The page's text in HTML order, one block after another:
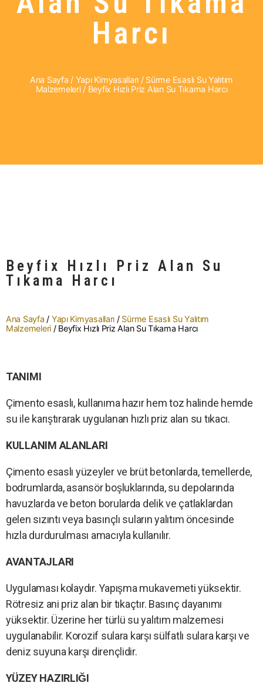
Harcı
Ana Sayfa / Yapı Kimyasalları / Sürme Esaslı Su Yalıtım
Malzemeleri/ Beyfix Hızlı Priz Alan Su Tıkama Harcı
Beyfix Hızlı Priz Alan Su
Tıkama Harcı
Ana Sayfa / Yapı Kimyasalları / Sürme Esaslı Su Yalıtım
Malzemeleri / Beyfix Hızlı Priz Alan Su Tıkama Harcı
TANIMI
Çimento esaslı, kullanıma hazır hem toz halinde hemde
su ile karıştırarak uygulanan hızlı priz alan su tıkacı.
KULLANIM ALANLARI
Çimento esaslı yüzeyler ve brüt betonlarda, temellerde,
bodrumlarda, asansör boşluklarında, su depolarında
havuzlarda ve beton borularda delik ve çatlaklardan
gelen sızıntı veya basınçlı suların yalıtım öncesinde
hızla durdurulması amacıyla kullanılır.
AVANTAJLARI
Uygulaması kolaydır. Yapışma mukavemeti yüksektir.
Rötresiz ani priz alan bir tıkaçtır. Basınç dayanımı
yüksektir. Üzerine her türlü su yalıtım malzemesi
uygulanabilir. Korozif sulara karşı sülfatlı sulara karşı ve
deniz suyuna karşı dirençlidir.
YÜZEY HAZIRLIĞI